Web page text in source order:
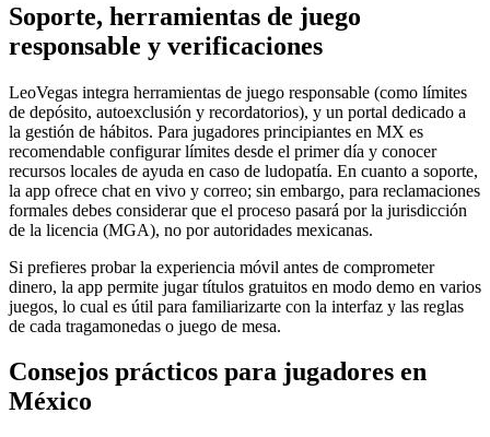
Soporte, herramientas de juego
responsable y verificaciones
LeoVegas integra herramientas de juego responsable (como límites
de depósito, autoexclusión y recordatorios), y un portal dedicado a
la gestión de hábitos. Para jugadores principiantes en MX es
recomendable configurar límites desde el primer día y conocer
recursos locales de ayuda en caso de ludopatía. En cuanto a soporte,
la app ofrece chat en vivo y correo; sin embargo, para reclamaciones
formales debes considerar que el proceso pasará por la jurisdicción
de la licencia (MGA), no por autoridades mexicanas.
Si prefieres probar la experiencia móvil antes de comprometer
dinero, la app permite jugar títulos gratuitos en modo demo en varios
juegos, lo cual es útil para familiarizarte con la interfaz y las reglas
de cada tragamonedas o juego de mesa.
Consejos prácticos para jugadores en
México